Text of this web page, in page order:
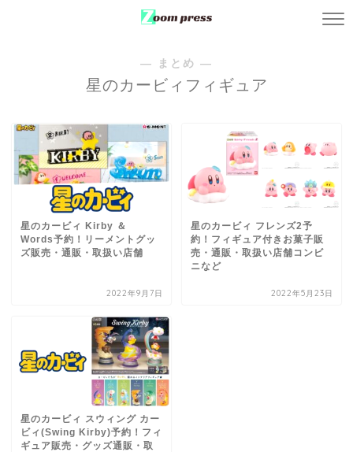
― まとめ ―
星のカービィフィギュア
星のカービィ Kirby ＆
Words予約！リーメントグッ
ズ販売・通販・取扱い店舗
2022年9月7日
星のカービィ フレンズ2予
約！フィギュア付きお菓子販
売・通販・取扱い店舗コンビ
ニなど
2022年5月23日
星のカービィ スウィング カー
ビィ(Swing Kirby)予約！フィ
ギュア販売・グッズ通販・取